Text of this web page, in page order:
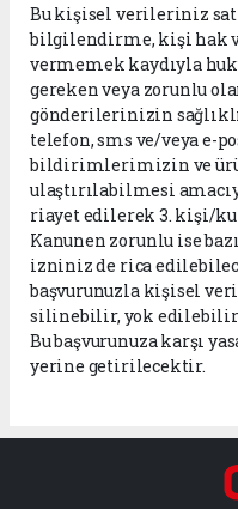
Bu kişisel verileriniz
bilgilendirme, kişi hak
vermemek kaydıyla
gereken veya zorunlu
gönderilerinizin
telefon, sms ve/veya e-
bildirimlerimizin ve
ulaştırılabilmesi
riayet edilerek 3. kişi/
Kanunen zorunlu ise
izniniz de rica
başvurunuzla kişisel
silinebilir, yok
Bu başvurunuza karşı
yerine getirilecektir.